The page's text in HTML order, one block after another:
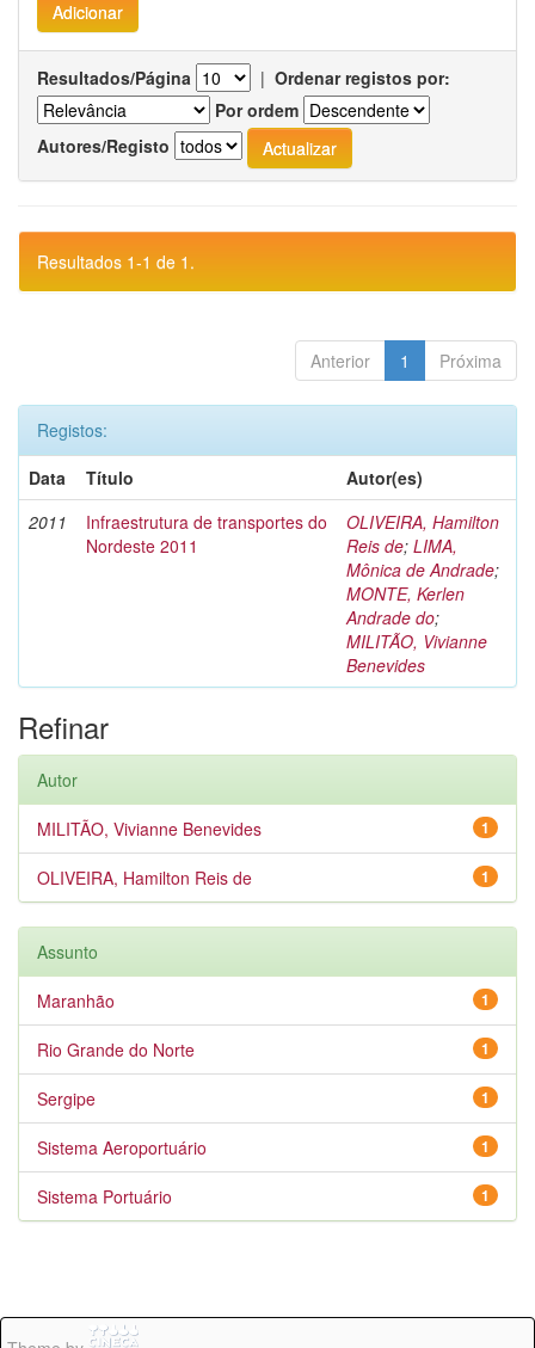
Resultados/Página | Ordenar registos por:
Por ordem
Autores/Registo
Resultados 1-1 de 1.
Anterior 1 Próxima
Registos:
Data
Título
Autor(es)
2011
Infraestrutura de transportes do
Nordeste 2011
OLIVEIRA, Hamilton
Reis de; LIMA,
Mônica de Andrade;
MONTE, Kerlen
Andrade do;
MILITÃO, Vivianne
Benevides
Refinar
Autor
1
MILITÃO, Vivianne Benevides
1
OLIVEIRA, Hamilton Reis de
Assunto
1
Maranhão
1
Rio Grande do Norte
1
Sergipe
1
Sistema Aeroportuário
1
Sistema Portuário